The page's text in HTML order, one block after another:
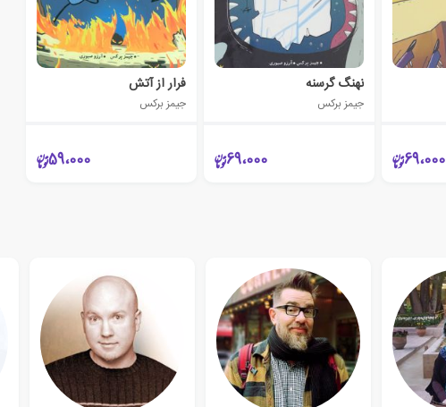
69،000
نهنگ گرسنه
جیمز برکس
69،000
فرار از آتش
جیمز برکس
59،000